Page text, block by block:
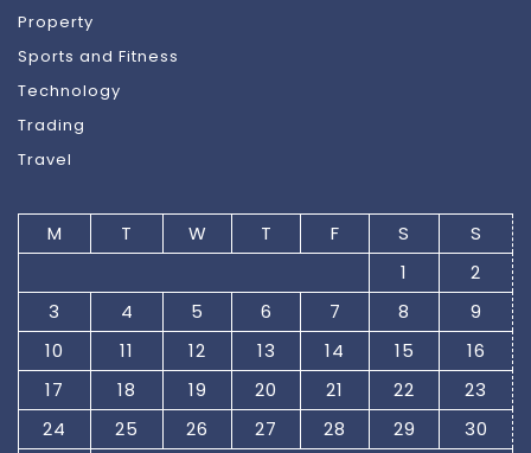
Property
Sports and Fitness
Technology
Trading
Travel
M T W T F S
S
1
2
3
4 5 6 7 8
9
10
11 12 13 14 15
16
17
18 19 20 21 22
23
24
25 26 27 28 29
30